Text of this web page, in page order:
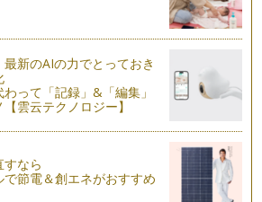
その2
方的なリスニング…
その１
私がここで話す&…
える
である平松あずささんが主宰する『音の
新のAIの力でとっておき
って「記録」&「編集」
雲云テクノロジー】
なら
節電＆創エネがおすすめ